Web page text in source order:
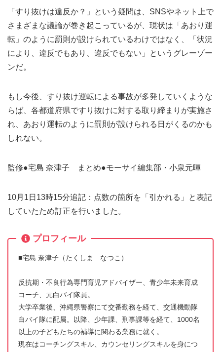
「すり抜けは違反か？」という疑問は、SNSやネット上で
さまざまな議論が巻き起こっているが、現状は「あおり運
転」のように罰則が設けられているわけではなく、「状況
により、違反でもあり、違反でもない」というグレーゾー
ンだ。
もし今後、すり抜け運転による事故が多発していくような
らば、各都道府県ですり抜けに対する取り締まりが実施さ
れ、あおり運転のように罰則が設けられる日がくるのかも
しれない。
監修●宅島 奈津子 まとめ●モーサイ編集部・小泉元暉
10月1日13時15分追記：点数の箇所を「引かれる」と表記
していたため訂正を行いました。
プロフィール
■宅島 奈津子（たくしま なつこ）
反抗期・不良行為専門育児アドバイザー、青少年未来育成
コーチ、元白バイ隊員。
大学卒業後、沖縄県警察にて交番勤務を経て、交通機動隊
白バイ隊に配属。以降、少年課、刑事課等を経て、1000名
以上の子どもたちの補導に関わる業務に就く。
現在はコーチングスキル、カウンセリングスキルを身につ